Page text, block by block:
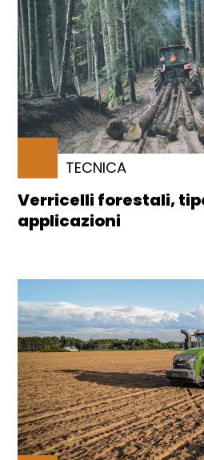
TECNICA
Verricelli forestali,
applicazioni